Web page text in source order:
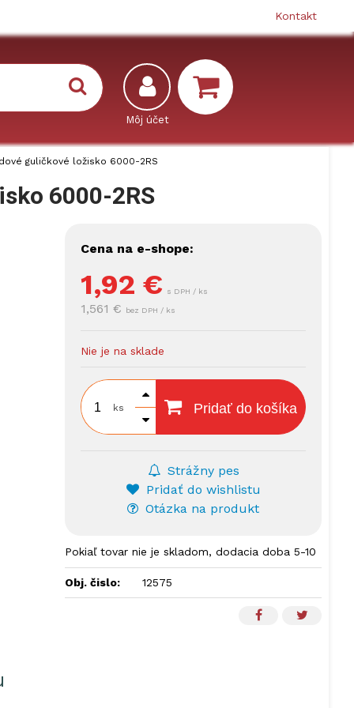
Kontakt
guličkové ložisko 6000-2RS
6000-2RS
Cena na e-shope:
1,92 € s DPH / ks
1,561 € bez DPH / ks
Nie je na sklade
ks Pridať do košíka
Strážny pes
Pridať do wishlistu
Otázka na produkt
Pokiaľ tovar nie je skladom, dodacia doba 5-10
dní.
Obj. čislo:
12575